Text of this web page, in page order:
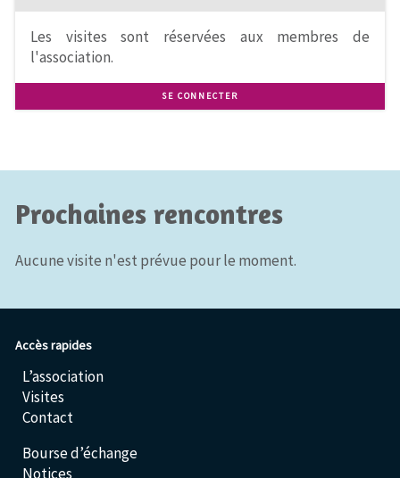
Les visites sont réservées aux membres de
l'association.
SE CONNECTER
Prochaines rencontres
Aucune visite n'est prévue pour le moment.
Accès rapides
L’association
Visites
Contact
Bourse d’échange
Notices